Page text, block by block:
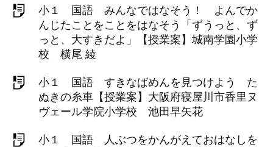
小１ 国語 みんなではなそう！ よんでか
んじたことをことをはなそう「ずうっと、ず
っと、大すきだよ」【授業案】城南学園小学
校 横尾 綾
小１ 国語 すきなばめんを見つけよう た
ぬきの糸車【授業案】大阪府寝屋川市香里ヌ
ヴェール学院小学校 池田早矢花
小１ 国語 人ぶつをかんがえておはなしを